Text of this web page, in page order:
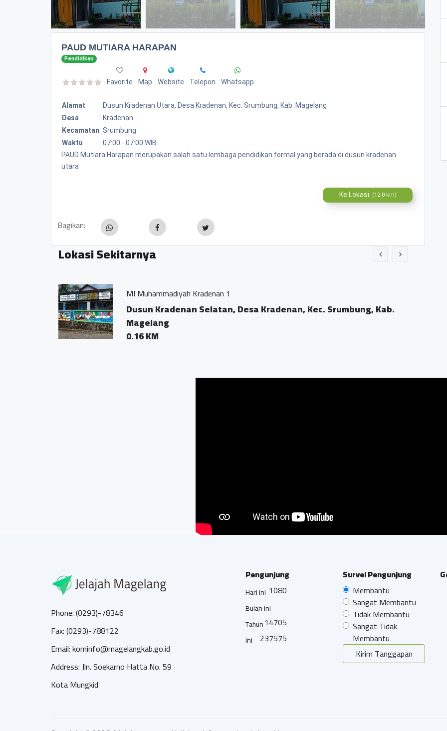
PAUD MUTIARA HARAPAN
Pendidikan
Favorite Map Website Telepon Whatsapp
Alamat : Dusun Kradenan Utara, Desa Kradenan, Kec. Srumbung, Kab. Magelang
Desa
: Kradenan
Kecamatan : Srumbung
Waktu
:07:00 - 07:00 WIB
PAUD Mutiara Harapan merupakan salah satu lembaga pendidikan formal yang berada di dusun kradenan
utara
Ke Lokasi (12.0 km)
Bagikan:
Lokasi Sekitarnya
MI Muhammadiyah Kradenan 1
Dusun Kradenan Selatan, Desa Kradenan, Kec. Srumbung, Kab.
Magelang
0.16 KM
Phone: (0293)-78346
Fax: (0293)-788122
Email: kominfo@magelangkab.go.id
Address: Jln. Soekarno Hatta No. 59
Kota Mungkid
Pengunjung
Hari ini 1080
Bulan ini
14705
Tahun
ini
237575
Survei Pengunjung
Membantu
Sangat Membantu
Tidak Membantu
Sangat Tidak
Membantu
Kirim Tanggapan